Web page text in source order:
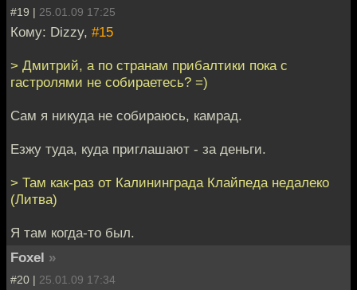
#19 | 25.01.09 17:25
Кому: Dizzy, #15
> Дмитрий, а по странам прибалтики пока с
гастролями не собираетесь? =)
Сам я никуда не собираюсь, камрад.
Езжу туда, куда приглашают - за деньги.
> Там как-раз от Калининграда Клайпеда недалеко
(Литва)
Я там когда-то был.
Foxel »
#20 | 25.01.09 17:34